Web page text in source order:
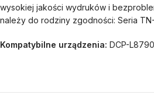
wysokiej jakości wydruków i
należy do rodziny zgodności: Seria
Kompatybilne urządzenia: DCP-